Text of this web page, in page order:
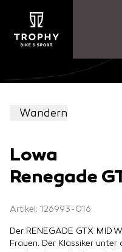
Wandern
Lowa
Renegade
Artikel: 126993-016
Der RENEGADE GTX MID
Frauen. Der Klassiker